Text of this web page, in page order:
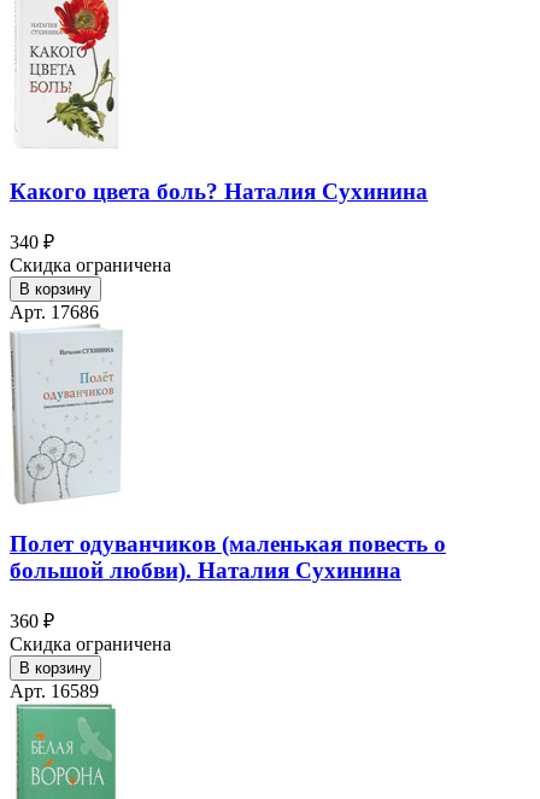
Какого цвета боль? Наталия Сухинина
340 ₽
Скидка ограничена
В корзину
Арт. 17686
Полет одуванчиков (маленькая повесть о
большой любви). Наталия Сухинина
360 ₽
Скидка ограничена
В корзину
Арт. 16589